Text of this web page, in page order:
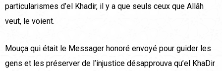
particularismes d’el Khadir, il y a que seuls ceux que Allâh
veut, le voient.
Mouça qui était le Messager honoré envoyé pour guider les
gens et les préserver de l’injustice désapprouva qu’el KhaDir